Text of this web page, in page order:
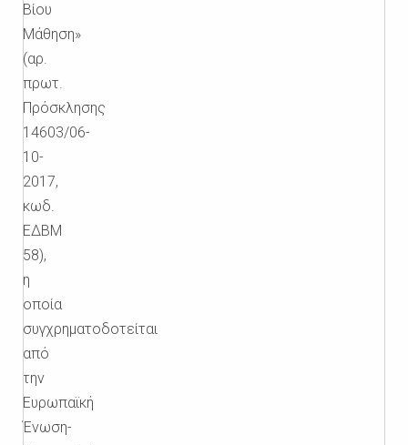
Βίου
Μάθηση»
(αρ.
πρωτ.
Πρόσκλησης
14603/06-
10-
2017,
κωδ.
ΕΔΒΜ
58),
η
οποία
συγχρηματοδοτείται
από
την
Ευρωπαϊκή
Ένωση-